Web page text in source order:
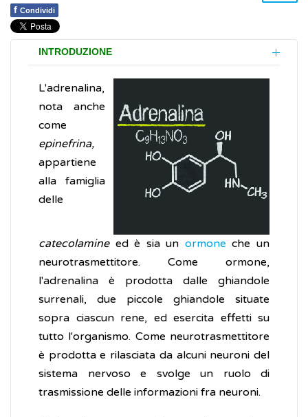
f Condividi
INTRODUZIONE
L'adrenalina,
nota anche
come
epinefrina,
appartiene
alla famiglia
delle
catecolamineed è sia un ormone che un
neurotrasmettitore. Come ormone,
l'adrenalina è prodotta dalle ghiandole
surrenali, due piccole ghiandole situate
sopra ciascun rene, ed esercita effetti su
tutto l'organismo. Come neurotrasmettitore
è prodotta e rilasciata da alcuni neuroni del
sistema nervoso e svolge un ruolo di
trasmissione delle informazioni fra neuroni.